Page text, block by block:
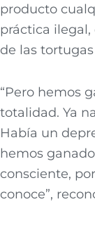
producto
práctica
de las
“Pero hemos
totalidad. Ya
Había un
hemos
consciente,
conoce”,